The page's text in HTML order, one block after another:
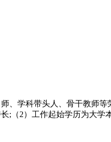
、学科带头人、骨干教师
（2）工作起始学历为大学